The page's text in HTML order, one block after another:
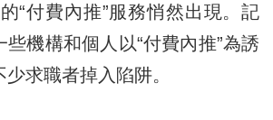
“付費內推”服務悄然出現。記
機構和個人以“付費內推”為誘
求職者掉入陷阱。